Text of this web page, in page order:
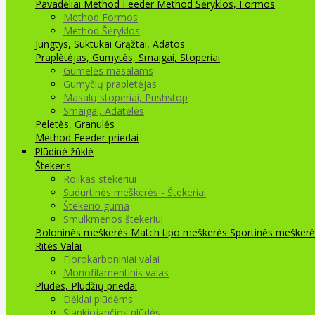
Pavadėliai Method Feeder Method Šėryklos, Formos
Method Formos
Method Šėryklos
Jungtys, Suktukai Grąžtai, Adatos
Praplėtėjas, Gumytės, Smaigai, Stoperiai
Gumelės masalams
Gumyčių prapletėjas
Masalų stoperiai, Pushstop
Smaigai, Adatėlės
Peletės, Granulės
Method Feeder priedai
Plūdinė žūklė
Štekeris
Rolikas stekeriui
Sudurtinės meškerės - Štekeriai
Štekerio guma
Smulkmenos štekeriui
Boloninės meškerės Match tipo meškerės Sportinės
Ritės Valai
Florokarboniniai valai
Monofilamentinis valas
Plūdės, Plūdžių priedai
Dėklai plūdėms
Slankiojančios plūdės